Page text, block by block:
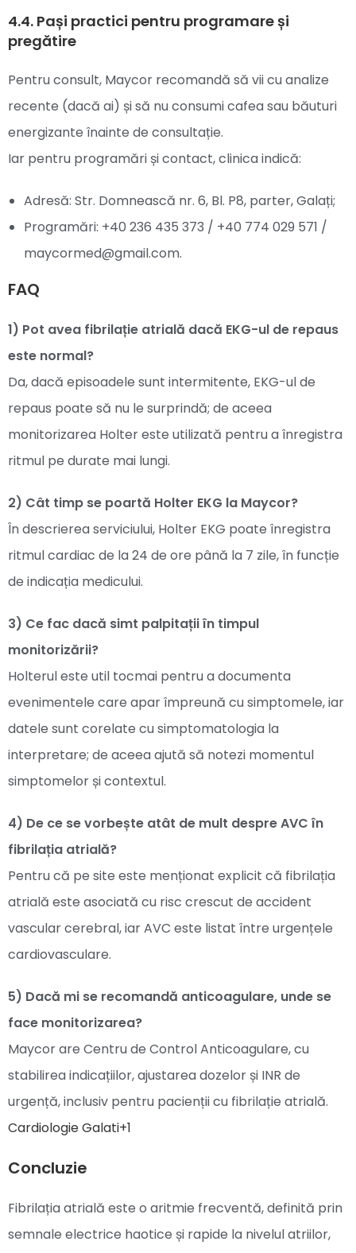
4.4. Pași practici pentru programare și
pregătire
Pentru consult, Maycor recomandă să vii cu analize
recente (dacă ai) și să nu consumi cafea sau băuturi
energizante înainte de consultație.
Iar pentru programări și contact, clinica indică:
Adresă: Str. Domnească nr. 6, Bl. P8, parter, Galați;
Programări: +40 236 435 373 / +40 774 029 571 /
maycormed@gmail.com.
FAQ
1) Pot avea fibrilație atrială dacă EKG-ul de repaus
este normal?
Da, dacă episoadele sunt intermitente, EKG-ul de
repaus poate să nu le surprindă; de aceea
monitorizarea Holter este utilizată pentru a înregistra
ritmul pe durate mai lungi.
2) Cât timp se poartă Holter EKG la Maycor?
În descrierea serviciului, Holter EKG poate înregistra
ritmul cardiac de la 24 de ore până la 7 zile, în funcție
de indicația medicului.
3) Ce fac dacă simt palpitații în timpul
monitorizării?
Holterul este util tocmai pentru a documenta
evenimentele care apar împreună cu simptomele, iar
datele sunt corelate cu simptomatologia la
interpretare; de aceea ajută să notezi momentul
simptomelor și contextul.
4) De ce se vorbește atât de mult despre AVC în
fibrilația atrială?
Pentru că pe site este menționat explicit că fibrilația
atrială este asociată cu risc crescut de accident
vascular cerebral, iar AVC este listat între urgențele
cardiovasculare.
5) Dacă mi se recomandă anticoagulare, unde se
face monitorizarea?
Maycor are Centru de Control Anticoagulare, cu
stabilirea indicațiilor, ajustarea dozelor și INR de
urgență, inclusiv pentru pacienții cu fibrilație atrială.
Cardiologie Galati+1
Concluzie
Fibrilația atrială este o aritmie frecventă, definită prin
semnale electrice haotice și rapide la nivelul atriilor,